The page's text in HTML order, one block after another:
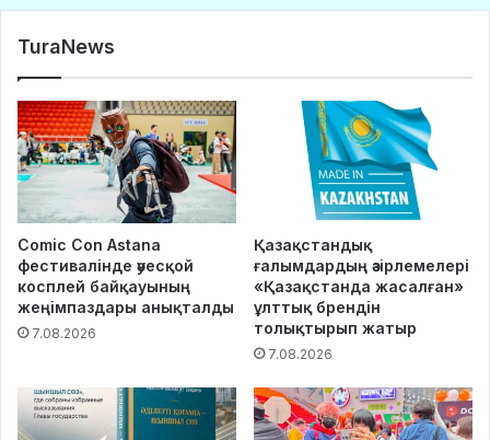
TuraNews
Comic Con Astana
фестивалінде әуесқой
косплей байқауының
жеңімпаздары анықталды
7.08.2026
Қазақстандық
ғалымдардың әзірлемелері
«Қазақстанда жасалған»
ұлттық брендін
толықтырып жатыр
7.08.2026